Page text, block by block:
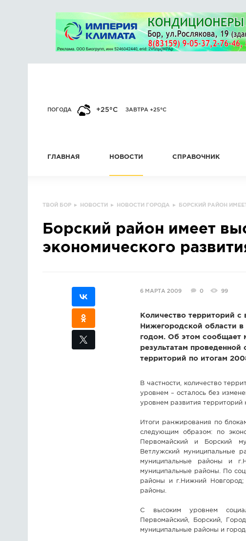
ПОГОДА +25°C ЗАВТРА +25°C
ГЛАВНАЯ НОВОСТИ СПРАВОЧНИК
ТВОЙ БОР ▸ НОВОСТИ ▸ НОВОСТИ ГОРОДА ▸ БОРСКИЙ РАЙОН
Борский район имеет
экономического
6 МАРТА 2009 0 99
Количество территорий
Нижегородской области
годом. Об этом сообщает
результатам проведенной
территорий по итогам
В частности, количество
уровнем – осталось без
уровнем развития территорий
Итоги ранжирования по
следующим образом: по
Первомайский и Борский
Ветлужский муниципальные
муниципальные районы и
муниципальные районы. По
районы и г.Нижний Новгород;
районы.
С высоким уровнем
Первомайский, Борский,
муниципальные районы и